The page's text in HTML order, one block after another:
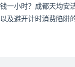
一小时？成都天均安
及避开计时消费陷阱